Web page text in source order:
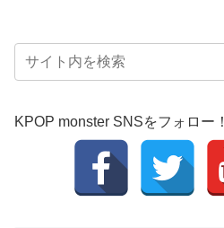
KPOP monster SNSをフォロー！